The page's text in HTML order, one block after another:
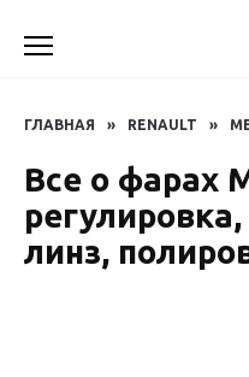
ГЛАВНАЯ » RENAULT »
Все о фарах
линз,